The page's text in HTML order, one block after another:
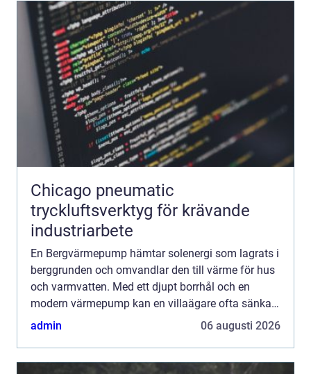
Chicago pneumatic
tryckluftsverktyg för krävande
industriarbete
En Bergvärmepump hämtar solenergi som lagrats i
berggrunden och omvandlar den till värme för hus
och varmvatten. Med ett djupt borrhål och en
modern värmepump kan en villaägare ofta sänka
sina uppvärmningskostnader med upp till 7080
admin 06 augusti 2026